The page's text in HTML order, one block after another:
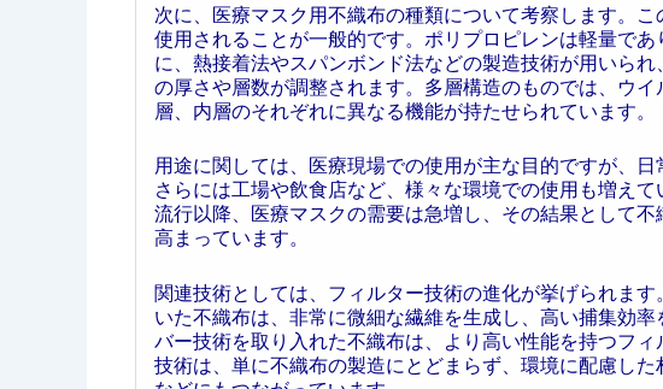
次に、医療マスク用不織布の種類について考察します。
使用されることが一般的です。ポリプロピレンは軽量で
に、熱接着法やスパンボンド法などの製造技術が用いら
の厚さや層数が調整されます。多層構造のものでは、ウ
層、内層のそれぞれに異なる機能が持たせられています。
用途に関しては、医療現場での使用が主な目的ですが、日
さらには工場や飲食店など、様々な環境での使用も増え
流行以降、医療マスクの需要は急増し、その結果として
高まっています。
関連技術としては、フィルター技術の進化が挙げられま
いた不織布は、非常に微細な繊維を生成し、高い捕集効
バー技術を取り入れた不織布は、より高い性能を持つフ
技術は、単に不織布の製造にとどまらず、環境に配慮し